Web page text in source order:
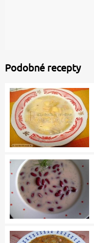
Podobné recepty